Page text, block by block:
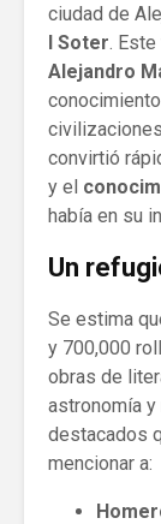
ciudad de
I Soter .
Alejandro
convirtió
y el
había en su
Un
Se estima
y 700,000
obras de
astronomía
destacados
mencionar a: